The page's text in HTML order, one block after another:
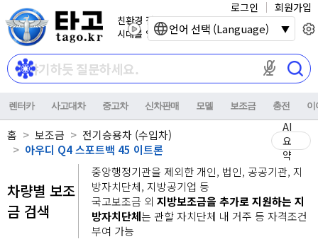
친환경 전기자동차
시대를 열어갑니다.
마이크 권한이
로그인 회원가입
렌터카 사고대차 중고차 신차판매 모델 보조금 충전 이
홈 보조금
전기승용차 (수입차)
아우디 Q4 스포트백 45 이트론
AI
요
약
차량별 보조
금 검색
중앙행정기관을 제외한 개인, 법인, 공공기관, 지
방자치단체, 지방공기업 등
국고보조금 외 지방보조금을 추가로 지원하는 지
방자치단체는 관할 자치단체 내 거주 등 자격조건
부여 가능
언어 선택 (Language)